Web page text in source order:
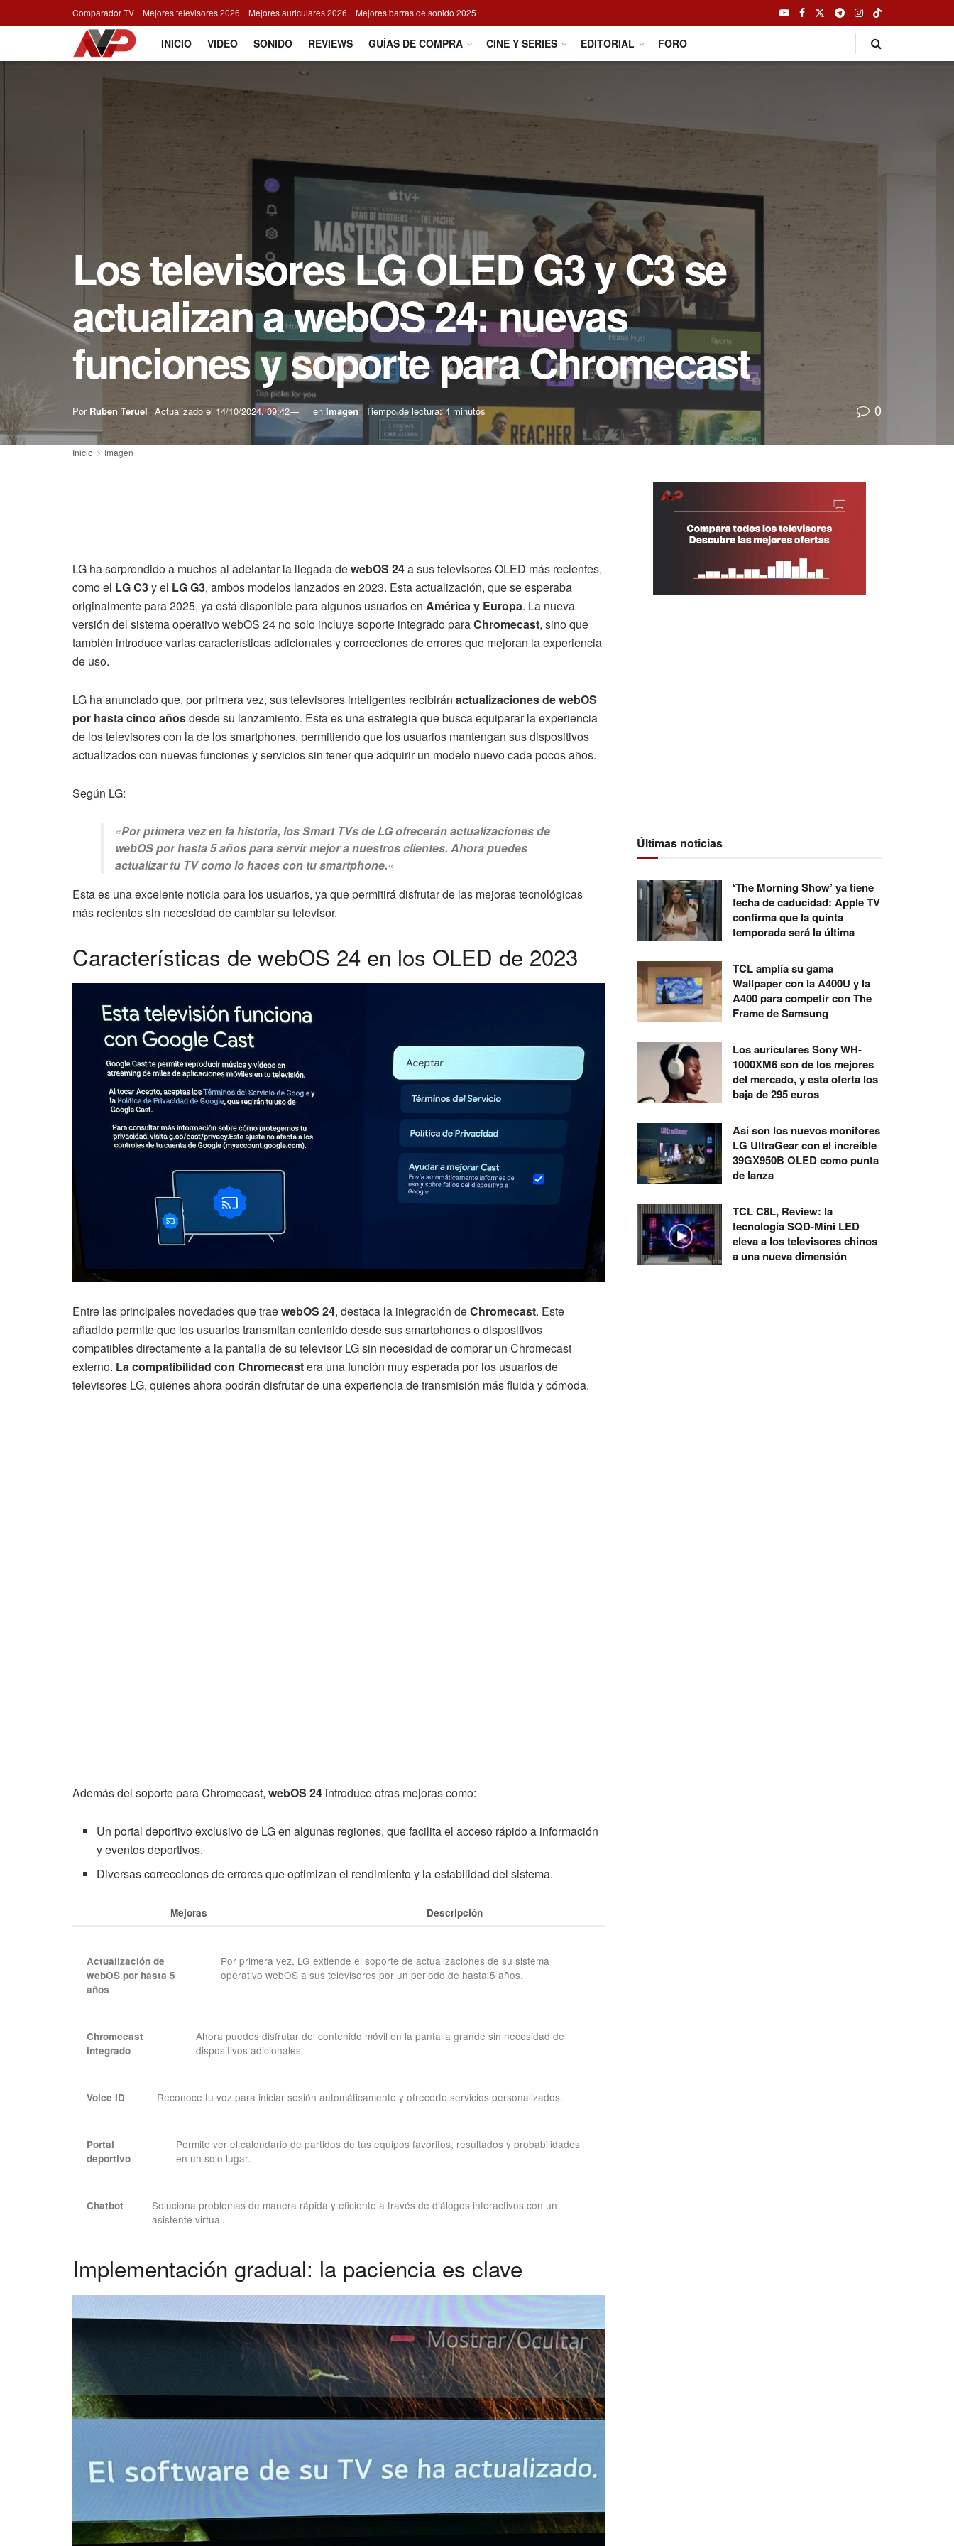
Comparador TV Mejores televisores 2026 Mejores auriculares 2026 Mejores barras de sonido 2025
INICIO VIDEO SONIDO REVIEWS GUÍAS DE COMPRA CINE Y SERIES EDITORIAL FORO
Los televisores LG OLED G3 y C3 se
actualizan a webOS 24: nuevas
funciones y soporte para Chromecast
Por Ruben Teruel Actualizado el 14/10/2024, 09:42 en Imagen Tiempo de lectura: 4 minutos 0
Inicio Imagen
LG ha sorprendido a muchos al adelantar la llegada dewebOS 24a sus televisores OLED más recientes,
como el LG C3y el LG G3, ambos modelos lanzados en 2023. Esta actualización, que se esperaba
originalmente para 2025, ya está disponible para algunos usuarios en América y Europa. La nueva
versión del sistema operativo webOS 24 no solo incluye soporte integrado paraChromecast, sino que
también introduce varias características adicionales y correcciones de errores que mejoran la experiencia
de uso.
LG ha anunciado que, por primera vez, sus televisores inteligentes recibirán actualizaciones de webOS
por hasta cinco añosdesde su lanzamiento. Esta es una estrategia que busca equiparar la experiencia
de los televisores con la de los smartphones, permitiendo que los usuarios mantengan sus dispositivos
actualizados con nuevas funciones y servicios sin tener que adquirir un modelo nuevo cada pocos años.
Según LG:
«Por primera vez en la historia, los Smart TVs de LG ofrecerán actualizaciones de
webOS por hasta 5 años para servir mejor a nuestros clientes. Ahora puedes
actualizar tu TV como lo haces con tu smartphone.«
Esta es una excelente noticia para los usuarios, ya que permitirá disfrutar de las mejoras tecnológicas
más recientes sin necesidad de cambiar su televisor.
Características de webOS 24 en los OLED de 2023
Entre las principales novedades que traewebOS 24, destaca la integración deChromecast. Este
añadido permite que los usuarios transmitan contenido desde sus smartphones o dispositivos
compatibles directamente a la pantalla de su televisor LG sin necesidad de comprar un Chromecast
externo. La compatibilidad con Chromecastera una función muy esperada por los usuarios de
televisores LG, quienes ahora podrán disfrutar de una experiencia de transmisión más fluida y cómoda.
Además del soporte para Chromecast, webOS 24 introduce otras mejoras como:
Un portal deportivo exclusivo de LG en algunas regiones, que facilita el acceso rápido a información
y eventos deportivos.
Diversas correcciones de errores que optimizan el rendimiento y la estabilidad del sistema.
Mejoras Descripción
Actualización de
webOS por hasta 5
años
Por primera vez, LG extiende el soporte de actualizaciones de su sistema
operativo webOS a sus televisores por un periodo de hasta 5 años.
Chromecast
integrado
Ahora puedes disfrutar del contenido móvil en la pantalla grande sin necesidad de
dispositivos adicionales.
Voice ID Reconoce tu voz para iniciar sesión automáticamente y ofrecerte servicios personalizados.
Portal
deportivo
Permite ver el calendario de partidos de tus equipos favoritos, resultados y probabilidades
en un solo lugar.
Chatbot
Soluciona problemas de manera rápida y eficiente a través de diálogos interactivos con un
asistente virtual.
Implementación gradual: la paciencia es clave
Últimas noticias
‘The Morning Show’ ya tiene
fecha de caducidad: Apple TV
confirma que la quinta
temporada será la última
TCL amplía su gama
Wallpaper con la A400U y la
A400 para competir con The
Frame de Samsung
Los auriculares Sony WH-
1000XM6 son de los mejores
del mercado, y esta oferta los
baja de 295 euros
Así son los nuevos monitores
LG UltraGear con el increíble
39GX950B OLED como punta
de lanza
TCL C8L, Review: la
tecnología SQD-Mini LED
eleva a los televisores chinos
a una nueva dimensión